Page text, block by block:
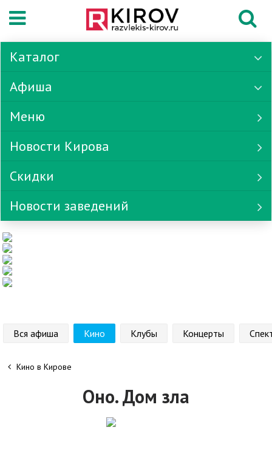
Каталог
Афиша
Меню
Новости Кирова
Скидки
Новости заведений
Вся афиша Кино Клубы Концерты
Кино в Кирове
Оно. Дом зла